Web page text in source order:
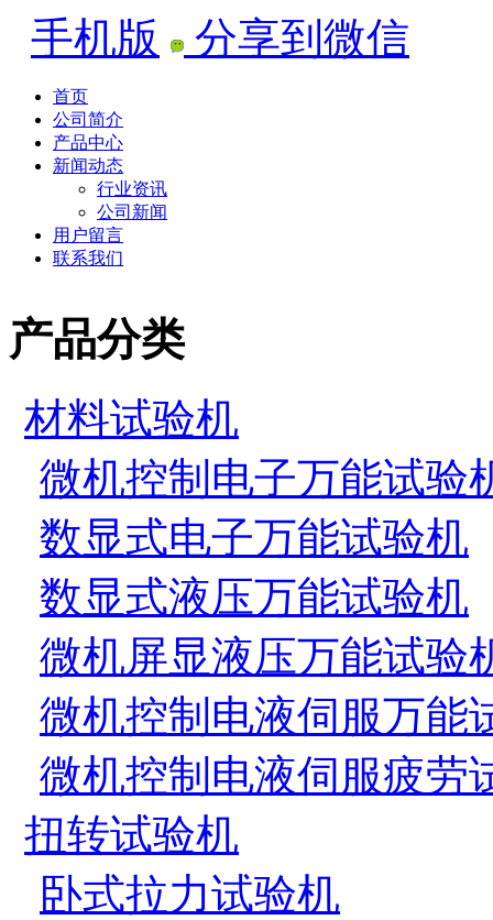
手机版 分享到微信
首页
公司简介
产品中心
新闻动态
行业资讯
公司新闻
用户留言
联系我们
产品分类
材料试验机
微机控制电子万能试验
数显式电子万能试验机
数显式液压万能试验机
微机屏显液压万能试验
微机控制电液伺服万能
微机控制电液伺服疲劳
扭转试验机
卧式拉力试验机